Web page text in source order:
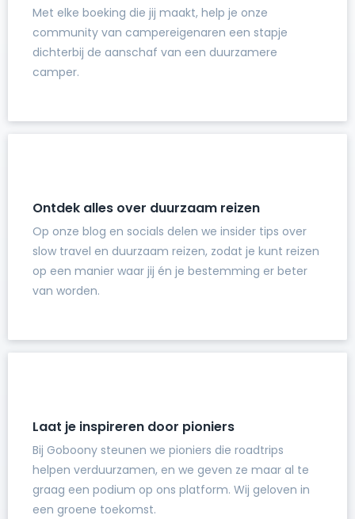
Met elke boeking die jij maakt, help je onze
community van campereigenaren een stapje
dichterbij de aanschaf van een duurzamere
camper.
Ontdek alles over duurzaam reizen
Op onze blog en socials delen we insider tips over
slow travel en duurzaam reizen, zodat je kunt reizen
op een manier waar jij én je bestemming er beter
van worden.
Laat je inspireren door pioniers
Bij Goboony steunen we pioniers die roadtrips
helpen verduurzamen, en we geven ze maar al te
graag een podium op ons platform. Wij geloven in
een groene toekomst.